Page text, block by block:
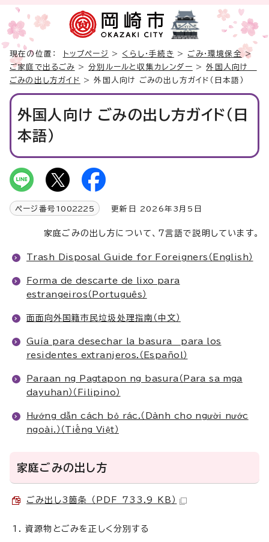
現在の位置： トップページ > くらし・手続き > ごみ・環境保全 >
ご家庭で出るごみ >分別ルールと収集カレンダー >外国人向け
ごみの出し方ガイド
> 外国人向け ごみの出し方ガイド（日本語）
外国人向け ごみの出し方ガイド（日
本語）
ページ番号 1002225 更新日 2026年3月5日
家庭ごみの出し方について、7言語で説明しています。
Trash Disposal Guide for Foreigners（English）
Forma de descarte de lixo para
estrangeiros（Português）
面面向外国籍市民垃圾处理指南（中文）
Guía para desechar la basura para los
residentes extranjeros.（Español）
Paraan ng Pagtapon ng basura（Para sa mga
dayuhan）（Filipino）
Hướng dẫn cách bỏ rác.（Dành cho người nước
ngoài.）（Tiếng Việt）
家庭ごみの出し方
ごみ出し3箇条 （PDF 733.9 KB）
資源物とごみを正しく分別する